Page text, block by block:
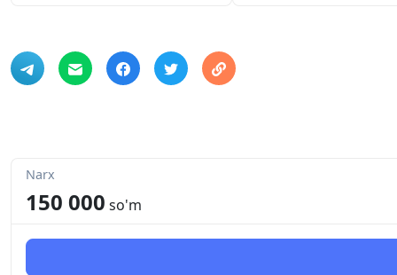
Narx
150 000 so'm